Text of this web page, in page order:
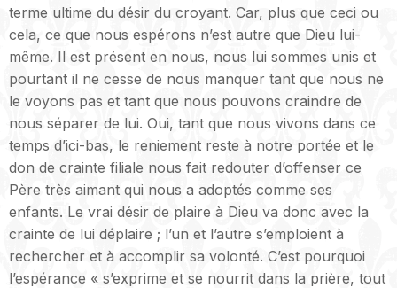
terme ultime du désir du croyant. Car, plus que ceci ou
cela, ce que nous espérons n’est autre que Dieu lui-
même. Il est présent en nous, nous lui sommes unis et
pourtant il ne cesse de nous manquer tant que nous ne
le voyons pas et tant que nous pouvons craindre de
nous séparer de lui. Oui, tant que nous vivons dans ce
temps d’ici-bas, le reniement reste à notre portée et le
don de crainte filiale nous fait redouter d’offenser ce
Père très aimant qui nous a adoptés comme ses
enfants. Le vrai désir de plaire à Dieu va donc avec la
crainte de lui déplaire ; l’un et l’autre s’emploient à
rechercher et à accomplir sa volonté. C’est pourquoi
l’espérance « s’exprime et se nourrit dans la prière, tout